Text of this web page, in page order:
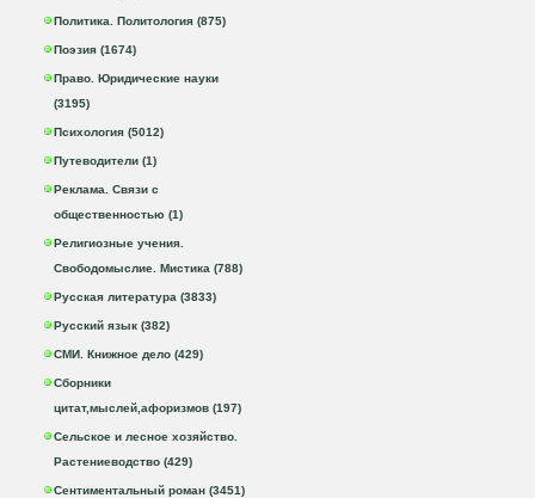
Политика. Политология (875)
Поэзия (1674)
Право. Юридические науки
(3195)
Психология (5012)
Путеводители (1)
Реклама. Связи с
общественностью (1)
Религиозные учения.
Свободомыслие. Мистика (788)
Русская литература (3833)
Русский язык (382)
СМИ. Книжное дело (429)
Сборники
цитат,мыслей,афоризмов (197)
Сельское и лесное хозяйство.
Растениеводство (429)
Сентиментальный роман (3451)